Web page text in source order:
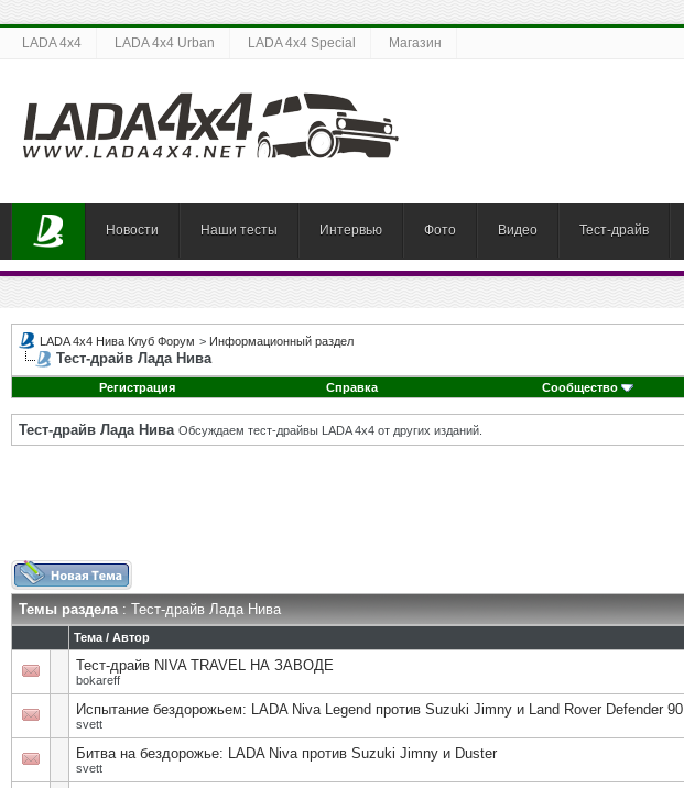
LADA 4x4 LADA 4x4 Urban LADA 4x4 Special Магазин
Новости Наши тесты Интервью Фото Видео Тест-драйв
LADA 4x4 Нива Клуб Форум > Информационный раздел
Тест-драйв Лада Нива
Регистрация
Справка Сообщество
Тест-драйв Лада Нива Обсуждаем тест-драйвы LADA 4x4 от других изданий.
Темы раздела: Тест-драйв Лада Нива
Тема / Автор
Тест-драйв NIVA TRAVEL НА ЗАВОДЕ
bokareff
Испытание бездорожьем: LADA Niva Legend против Suzuki Jimny и Land Rover Defender 90
svett
Битва на бездорожье: LADA Niva против Suzuki Jimny и Duster
svett